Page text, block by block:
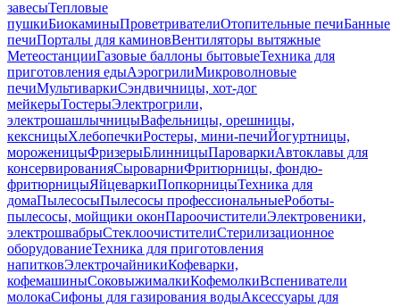
завесыТепловые
пушкиБиокаминыПроветривателиОтопительные печиБанные
печиПорталы для каминовВентиляторы вытяжные
МетеостанцииГазовые баллоны бытовыеТехника для
приготовления едыАэрогрилиМикроволновые
печиМультиваркиСэндвичницы, хот-дог
мейкерыТостерыЭлектрогрили,
электрошашлычницыВафельницы, орешницы,
кексницыХлебопечкиРостеры, мини-печиЙогуртницы,
мороженицыФризерыБлинницыПароваркиАвтоклавы для
консервированияСыроварниФритюрницы, фондю-
фритюрницыЯйцеваркиПопкорницыТехника для
домаПылесосыПылесосы профессиональныеРоботы-
пылесосы, мойщики оконПароочистителиЭлектровеники,
электрошвабрыСтеклоочистителиСтерилизационное
оборудованиеТехника для приготовления
напитковЭлектрочайникиКофеварки,
кофемашиныСоковыжималкиКофемолкиВспениватели
молокаСифоны для газирования водыАксессуары для